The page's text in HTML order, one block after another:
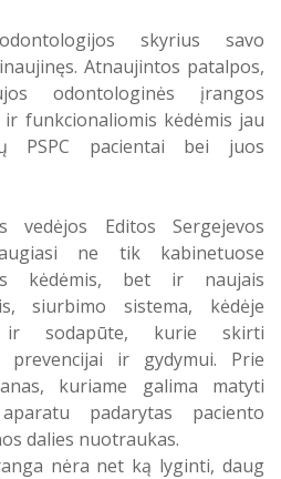
(ikigydytojinio) kabineto
ir funkcijos Druskininkų
ir sergantysskyrius savo
Atnaujintos patalpos,
odontologinės įrangos
funkcionaliomis kėdėmis jau
PSPC pacientai bei juos
vedėjos Editos Sergejevos
ne tik kabinetuose
kėdėmis, bet ir naujais
siurbimo sistema, kėdėje
ir sodapūte, kurie skirti
prevencijai ir gydymui. Prie
kuriame galima matyti
padarytas paciento
dalies nuotraukas.
nėra net ką lyginti, daug